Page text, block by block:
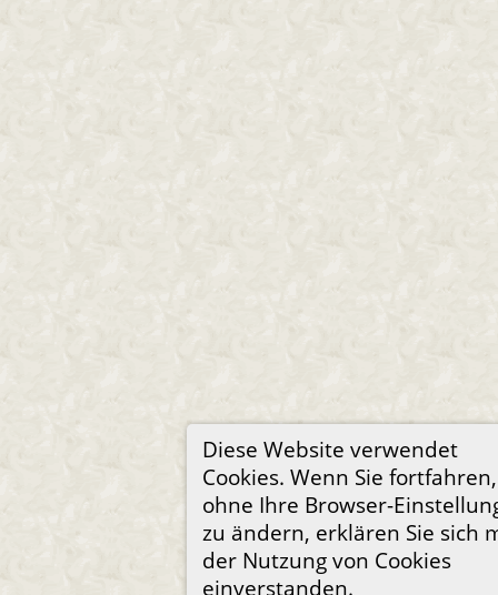
Diese Website verwendet
Cookies. Wenn Sie fortfahren,
ohne Ihre Browser-
zu ändern, erklären Sie sich
der Nutzung von Cookies
einverstanden.